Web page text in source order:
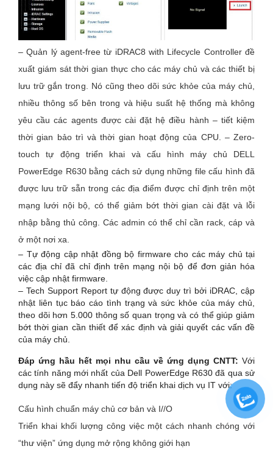
– Quản lý agent-free từ iDRAC8 with Lifecycle Controller đề
xuất giám sát thời gian thực cho các máy chủ và các thiết bị
lưu trữ gắn trong. Nó cũng theo dõi sức khỏe của máy chủ,
nhiều thông số bên trong và hiệu suất hệ thống mà không
yêu cầu các agents được cài đặt hệ điều hành – tiết kiệm
thời gian bảo trì và thời gian hoạt động của CPU. – Zero-
touch tự động triển khai và cấu hình máy chủ DELL
PowerEdge R630 bằng cách sử dụng những file cấu hình đã
được lưu trữ sẵn trong các địa điểm được chỉ định trên một
mạng lưới nội bộ, có thể giảm bớt thời gian cài đặt và lỗi
nhập bằng thủ công. Các admin có thể chỉ cần rack, cáp và
ở một nơi xa.
– Tự động cập nhật đồng bộ firmware cho các máy chủ tại
các địa chỉ đã chỉ định trên mạng nội bộ để đơn giản hóa
việc cập nhật firmware.
– Tech Support Report tự động được duy trì bởi iDRAC, cập
nhật liên tục báo cáo tình trạng và sức khỏe của máy chủ,
theo dõi hơn 5.000 thông số quan trọng và có thể giúp giảm
bớt thời gian cần thiết để xác định và giải quyết các vấn đề
của máy chủ.
Đáp ứng hầu hết mọi nhu cầu về ứng dụng CNTT: Với
các tính năng mới nhất của Dell PowerEdge R630 đã qua sử
dụng này sẽ đẩy nhanh tiến độ triển khai dịch vụ IT với:
Cấu hình chuẩn máy chủ cơ bản và I//O
Triển khai khối lượng công việc một cách nhanh chóng với
“thư viện” ứng dụng mở rộng không giới hạn